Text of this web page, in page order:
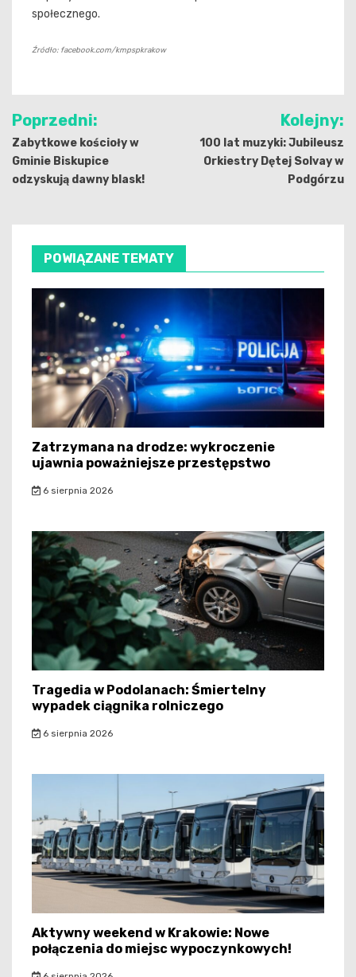
społecznego.
Źródło: facebook.com/kmpspkrakow
Nawigacja
wpisu
Poprzedni:
Zabytkowe kościoły w
Gminie Biskupice
odzyskują dawny blask!
Kolejny:
100 lat muzyki: Jubileusz
Orkiestry Dętej Solvay w
Podgórzu
POWIĄZANE TEMATY
Zatrzymana na drodze: wykroczenie
ujawnia poważniejsze przestępstwo
6 sierpnia 2026
Tragedia w Podolanach: Śmiertelny
wypadek ciągnika rolniczego
6 sierpnia 2026
Aktywny weekend w Krakowie: Nowe
połączenia do miejsc wypoczynkowych!